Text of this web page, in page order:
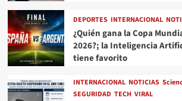
DEPORTES INTERNACIONAL
¿Quién gana la Copa
2026?; la Inteligencia
tiene favorito
INTERNACIONAL NOTICIAS
SEGURIDAD TECH VIRAL